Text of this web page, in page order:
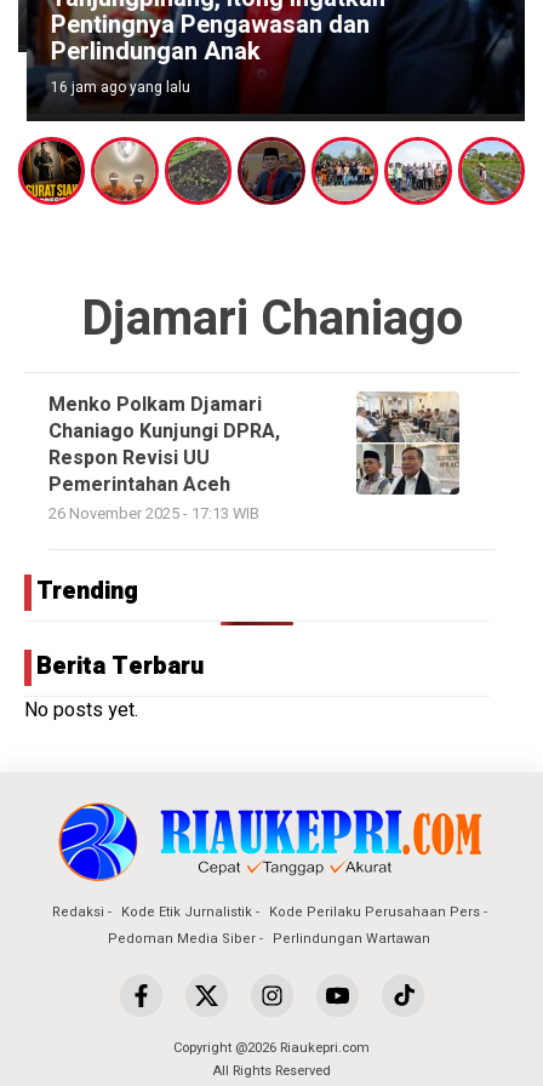
Pentingnya Pengawasan dan
Perlindungan Anak
16 jam ago yang lalu
Djamari Chaniago
Menko Polkam Djamari
Chaniago Kunjungi DPRA,
Respon Revisi UU
Pemerintahan Aceh
26 November 2025 - 17:13 WIB
Trending
Berita Terbaru
No posts yet.
Redaksi Kode Etik Jurnalistik
Kode Perilaku Perusahaan Pers
Pedoman Media Siber
Perlindungan Wartawan
Copyright @2026 Riaukepri.com
All Rights Reserved